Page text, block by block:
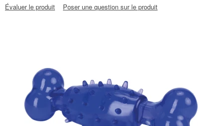
Évaluer le produit
Poser une question sur le produit